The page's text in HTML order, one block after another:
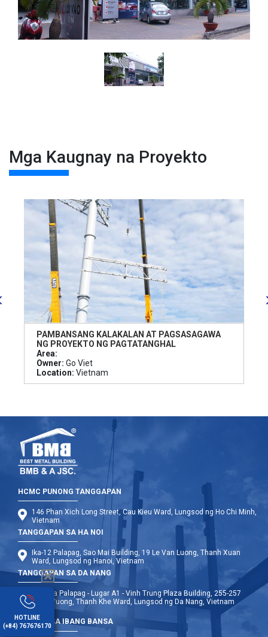
Mga Kaugnay na Proyekto
PAMBANSANG KALAKALAN AT PAGSASAGAWA
NG PROYEKTO NG PAGTATANGHAL
Area:
Owner: Go Viet
Location: Vietnam
HCMC PUNONG TANGGAPAN
146 Phan Xich Long Street, Cau Kieu Ward, Lungsod ng Ho Chi Minh,
Vietnam
TANGGAPAN SA HA NOI
Ika-12 Palapag, Sao Mai Building, 19 Le Van Luong, Thanh Xuan
Ward, Lungsod ng Hanoi, Vietnam
TANGGAPAN SA DA NANG
Ika-9 na Palapag - Lugar A1 - Vinh Trung Plaza Building, 255-257
Hung Vuong, Thanh Khe Ward, Lungsod ng Da Nang, Vietnam
OPISINA SA IBANG BANSA
HOTLINE
(+84) 767676170